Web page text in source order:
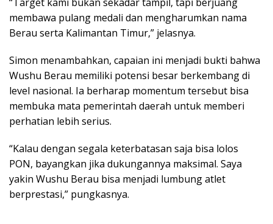
membawa pulang medali dan mengharumkan nama
Berau serta Kalimantan Timur,” jelasnya.
Simon menambahkan, capaian ini menjadi bukti bahwa
Wushu Berau memiliki potensi besar berkembang di
level nasional. Ia berharap momentum tersebut bisa
membuka mata pemerintah daerah untuk memberi
perhatian lebih serius.
“Kalau dengan segala keterbatasan saja bisa lolos
PON, bayangkan jika dukungannya maksimal. Saya
yakin Wushu Berau bisa menjadi lumbung atlet
berprestasi,” pungkasnya.